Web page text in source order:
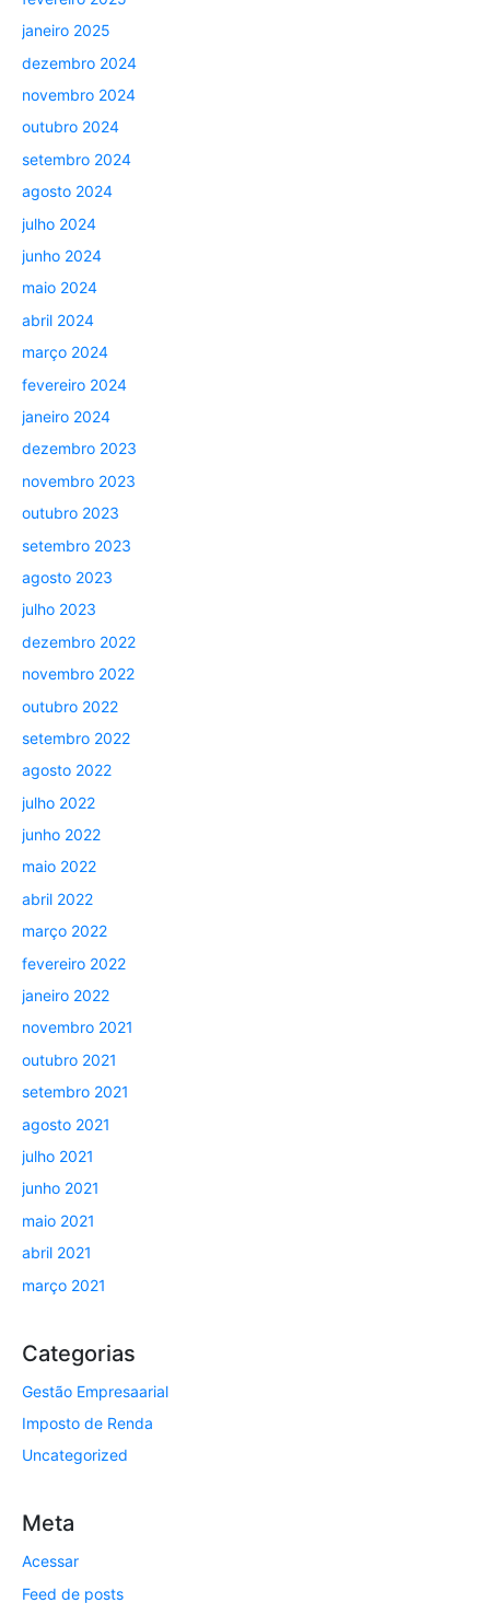
janeiro 2025
dezembro 2024
novembro 2024
outubro 2024
setembro 2024
agosto 2024
julho 2024
junho 2024
maio 2024
abril 2024
março 2024
fevereiro 2024
janeiro 2024
dezembro 2023
novembro 2023
outubro 2023
setembro 2023
agosto 2023
julho 2023
dezembro 2022
novembro 2022
outubro 2022
setembro 2022
agosto 2022
julho 2022
junho 2022
maio 2022
abril 2022
março 2022
fevereiro 2022
janeiro 2022
novembro 2021
outubro 2021
setembro 2021
agosto 2021
julho 2021
junho 2021
maio 2021
abril 2021
março 2021
Categorias
Gestão Empresaarial
Imposto de Renda
Uncategorized
Meta
Acessar
Feed de posts